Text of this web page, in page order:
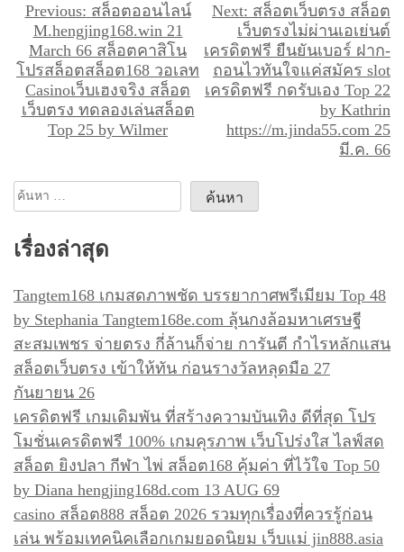
แ
ะ
แ
น
เ
รื่
ง
Previous: สล็อตออนไลน์
M.hengjing168.win 21
March 66 สล็อตคาสิโน
โปรสล็อตสล็อต168 วอเลท
Casinoเว็บเฮงจริง สล็อต
เว็บตรง ทดลองเล่นสล็อต
Top 25 by Wilmer
Next: สล็อตเว็บตรง สล็อต
เว็บตรงไม่ผ่านเอเย่นต์
เครดิตฟรี ยืนยันเบอร์ ฝาก-
ถอนไวทันใจแค่สมัคร slot
เครดิตฟรี กดรับเอง Top 22
by Kathrin
https://m.jinda55.com 25
มี.ค. 66
ค้นหา
เรื่องล่าสุด
Tangtem168 เกมสดภาพชัด บรรยากาศพรีเมียม Top 48
by Stephania Tangtem168e.com ลุ้นกงล้อมหาเศรษฐี
สะสมเพชร จ่ายตรง กี่ล้านก็จ่าย การันตี กำไรหลักแสน
สล็อตเว็บตรง เข้าให้ทัน ก่อนรางวัลหลุดมือ 27
กันยายน 26
เครดิตฟรี เกมเดิมพัน ที่สร้างความบันเทิง ดีที่สุด โปร
โมชั่นเครดิตฟรี 100% เกมคุรภาพ เว็บโปร่งใส ไลฟ์สด
สล็อต ยิงปลา กีฬา ไพ่ สล็อต168 คุ้มค่า ที่ไว้ใจ Top 50
by Diana hengjing168d.com 13 AUG 69
casino สล็อต888 สล็อต 2026 รวมทุกเรื่องที่ควรรู้ก่อน
เล่น พร้อมเทคนิคเลือกเกมยอดนิยม เว็บแม่ jin888.asia